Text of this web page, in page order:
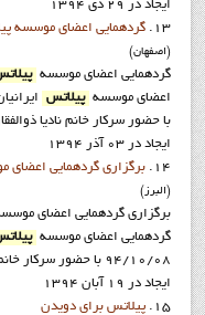
ایجاد در 29 دی 1394
13.
گردهمایی اعضای موسسه
(اصفهان)
گردهمایی اعضای موسسه
اعضای موسسه
پیلاتس
با حضور سرکار خانم نادیا
ایجاد در 03 آذر 1394
14.
برگزاری گردهمایی اعضای
(البرز)
برگزاری گردهمایی اعضای
گردهمایی اعضای موسسه
94/10/08 با حضور سرکار خانم نوشین خلج اسماعیلی نماینده استان ...
ایجاد در 19 آبان 1394
15.
پیلاتس برای دویدن